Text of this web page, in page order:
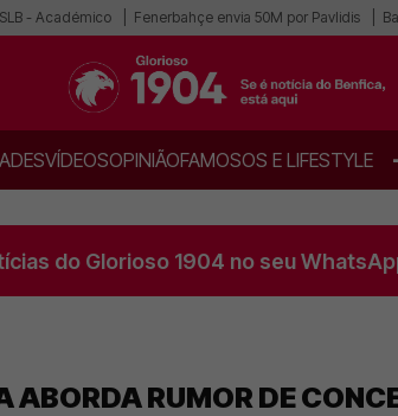
- Académico Fenerbahçe envia 50M por Pavlidis
VÍDEOSOPINIÃOFAMOSOS E LIFESTYLE
do Glorioso 1904 no seu
ABORDA RUMOR DE